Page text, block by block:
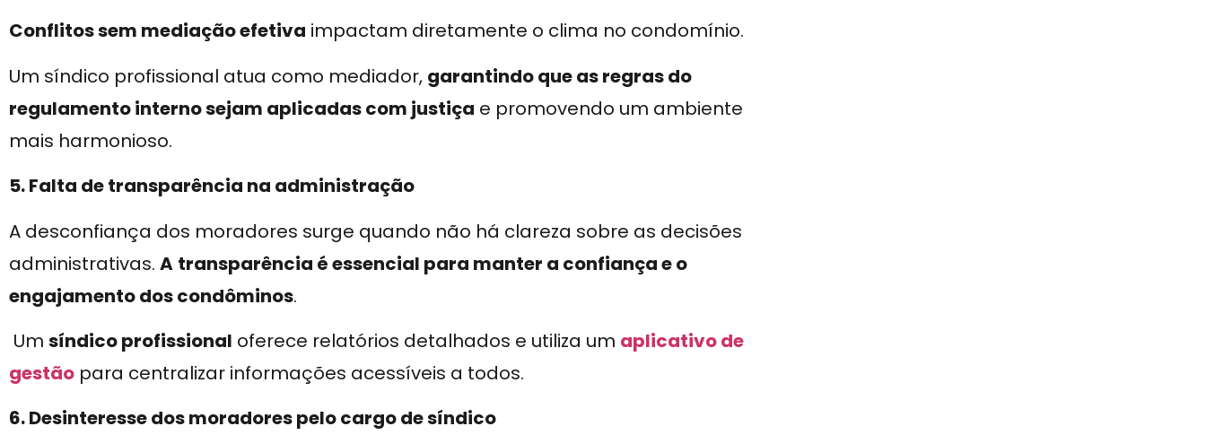
Conflitos sem mediação efetiva impactam diretamente o clima no condomínio.
Um síndico profissional atua como mediador, garantindo que as regras do
regulamento interno sejam aplicadas com justiça e promovendo um ambiente
mais harmonioso.
5. Falta de transparência na administração
A desconfiança dos moradores surge quando não há clareza sobre as decisões
administrativas. A transparência é essencial para manter a confiança e o
engajamento dos condôminos.
Um síndico profissional oferece relatórios detalhados e utiliza um aplicativo de
gestão para centralizar informações acessíveis a todos.
6. Desinteresse dos moradores pelo cargo de síndico